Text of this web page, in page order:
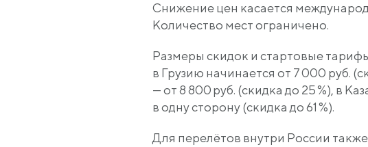
Снижение цен касается
Количество мест ограничено.
Размеры скидок и стартовые
в Грузию начинается от 7 000 руб.
— от 8 800 руб. (скидка до 25 %), в
в одну сторону (скидка до 61 %).
Для перелётов внутри России